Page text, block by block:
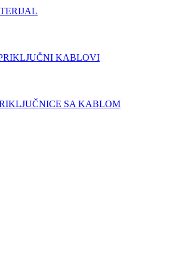
KABLOVI
SA KABLOM